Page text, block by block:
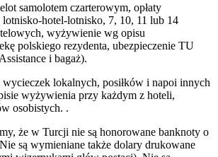
samolotem czarterowym, opłaty
hotel-lotnisko, 7, 10, 11 lub 14
wyżywienie wg opisu
polskiego rezydenta, ubezpieczenie TU
i bagaż).
wycieczek lokalnych, posiłków i napoi innych
wyżywienia przy każdym z hoteli,
osobistych. .
że w Turcji nie są honorowane banknoty o
są wymieniane także dolary drukowane